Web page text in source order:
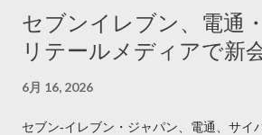
セブンイレブン、電通
リテールメディアで新
6月 16, 2026
セブン‐イレブン・ジャパン、電通、サイ